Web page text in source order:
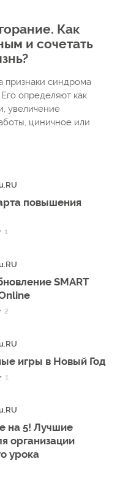
Как
и сочетать
признаки синдрома
определяют как
увеличение
циничное или
повышения
1
SMART
2
игры в Новый Год
1
на 5! Лучшие
организации
урока